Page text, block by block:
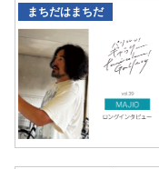
まちだはまちだ